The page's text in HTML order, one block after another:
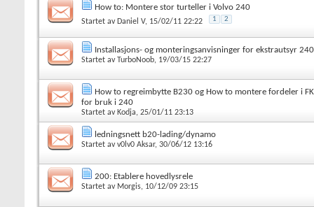
How to: Montere stor turteller i Volvo 240
Startet av Daniel V, 15/02/11 22:22 1 2
Installasjons- og monteringsanvisninger for ekstrautsyr 240
Startet avTurboNoob, 19/03/15 22:27
How to regreimbytte B230 og How to montere fordeler i
for bruk i 240
Startet av Kodja, 25/01/11 23:13
ledningsnett b20-lading/dynamo
Startet avv0lv0 Aksar, 30/06/12 13:16
200: Etablere hovedlysrele
Startet av Morgis, 10/12/09 23:15